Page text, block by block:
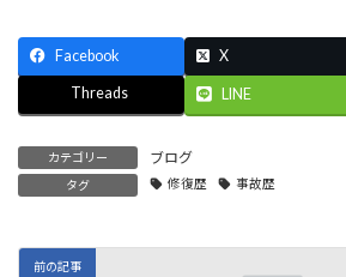
Facebook X
Threads LINE
カテゴリー ブログ
タグ 修復歴 事故歴
前の記事